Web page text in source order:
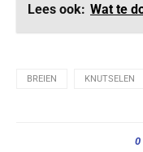
Lees ook: Wat te
BREIEN KNUTSELEN
0